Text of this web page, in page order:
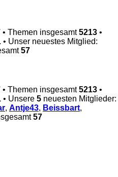
• Themen insgesamt5213 •
• Unser neuestes Mitglied:
57
• Themen insgesamt5213 •
• Unsere 5 neuesten Mitglieder:
, Antje43, Beissbart,
57